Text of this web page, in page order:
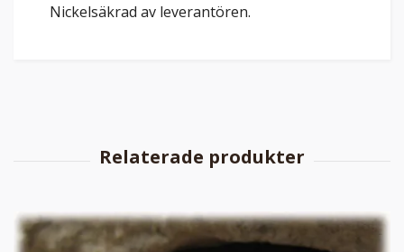
Nickelsäkrad av leverantören.